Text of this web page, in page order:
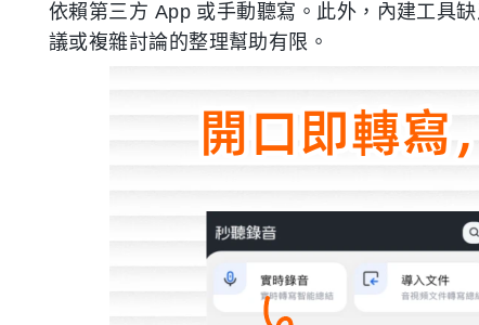
依賴第三方 App 或手動聽寫。此外，內建工具
議或複雜討論的整理幫助有限。